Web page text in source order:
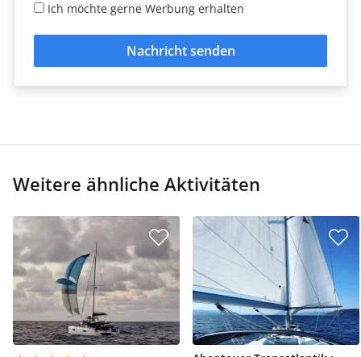
Ich möchte gerne Werbung erhalten
Nachricht senden
Weitere ähnliche Aktivitäten